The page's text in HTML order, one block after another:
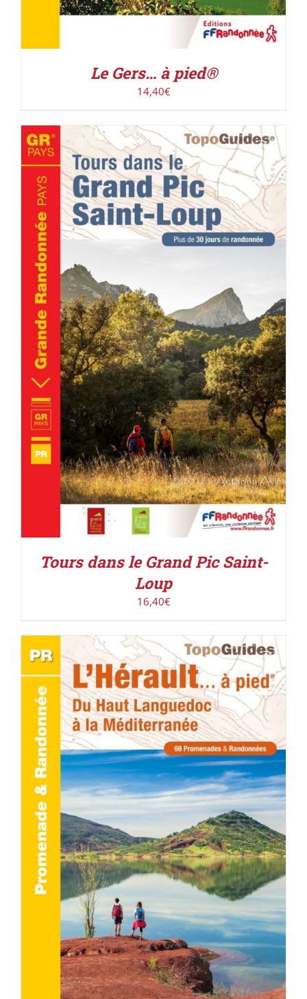
Le Gers… à pied®
14,40€
ACHETER LE PRODUIT / DÉTAILS
Tours dans le Grand Pic Saint-
Loup
16,40€
AJOUTER AU PANIER / DÉTAILS